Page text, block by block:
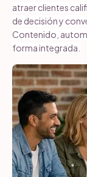
atraer clientes
de decisión y
Contenido,
forma integrada.